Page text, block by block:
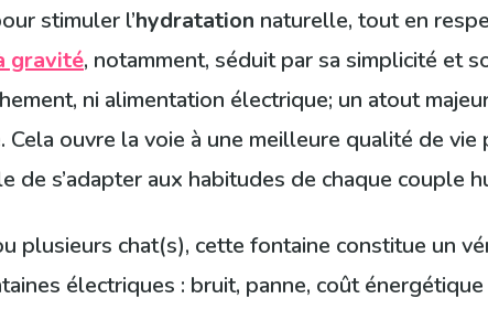
stimuler l’hydratation naturelle, tout en
gravité, notamment, séduit par sa simplicité et
ni alimentation électrique; un atout
ouvre la voie à une meilleure qualité de vie
s’adapter aux habitudes de chaque couple
plusieurs chat(s), cette fontaine constitue un
électriques : bruit, panne, coût